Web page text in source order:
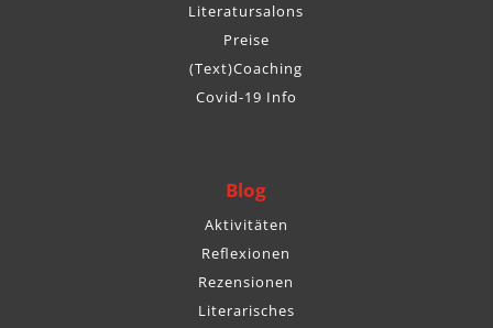
Literatursalons
Preise
(Text)Coaching
Covid-19 Info
Blog
Aktivitäten
Reflexionen
Rezensionen
Literarisches